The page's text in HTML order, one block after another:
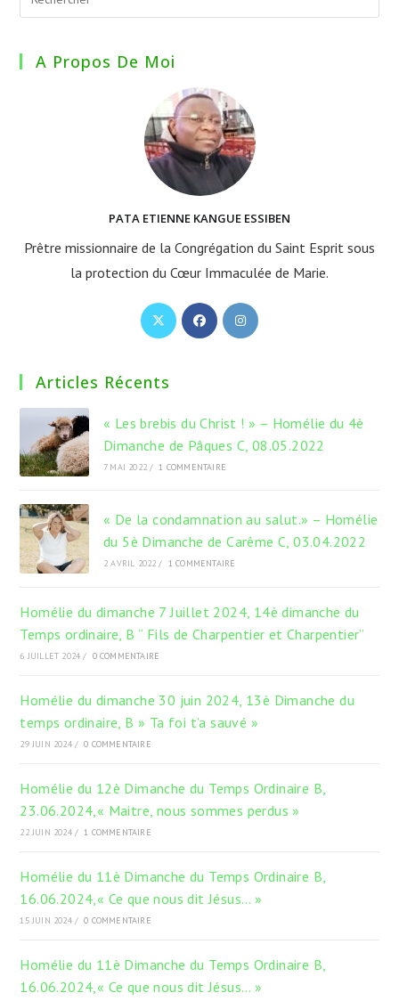
A Propos De Moi
PATA ETIENNE KANGUE ESSIBEN
Prêtre missionnaire de la Congrégation du Saint Esprit sous
la protection du Cœur Immaculée de Marie.
S’ouvre
dans
S’ouvre
dans
S’ouvre
Articles Récents
« Les brebis du Christ ! » – Homélie du 4è
Dimanche de Pâques C, 08.05.2022
7 MAI 2022 / 1 COMMENTAIRE
« De la condamnation au salut.» – Homélie
du 5è Dimanche de Carême C, 03.04.2022
2 AVRIL 2022 / 1 COMMENTAIRE
Homélie du dimanche 7 Juillet 2024, 14è dimanche du
Temps ordinaire, B “ Fils de Charpentier et Charpentier”
6 JUILLET 2024 / 0 COMMENTAIRE
Homélie du dimanche 30 juin 2024, 13è Dimanche du
temps ordinaire, B » Ta foi t’a sauvé »
29 JUIN 2024 / 0 COMMENTAIRE
Homélie du 12è Dimanche du Temps Ordinaire B,
23.06.2024,« Maitre, nous sommes perdus »
22 JUIN 2024 / 1 COMMENTAIRE
Homélie du 11è Dimanche du Temps Ordinaire B,
16.06.2024,« Ce que nous dit Jésus… »
15 JUIN 2024 / 0 COMMENTAIRE
Homélie du 11è Dimanche du Temps Ordinaire B,
16.06.2024,« Ce que nous dit Jésus… »